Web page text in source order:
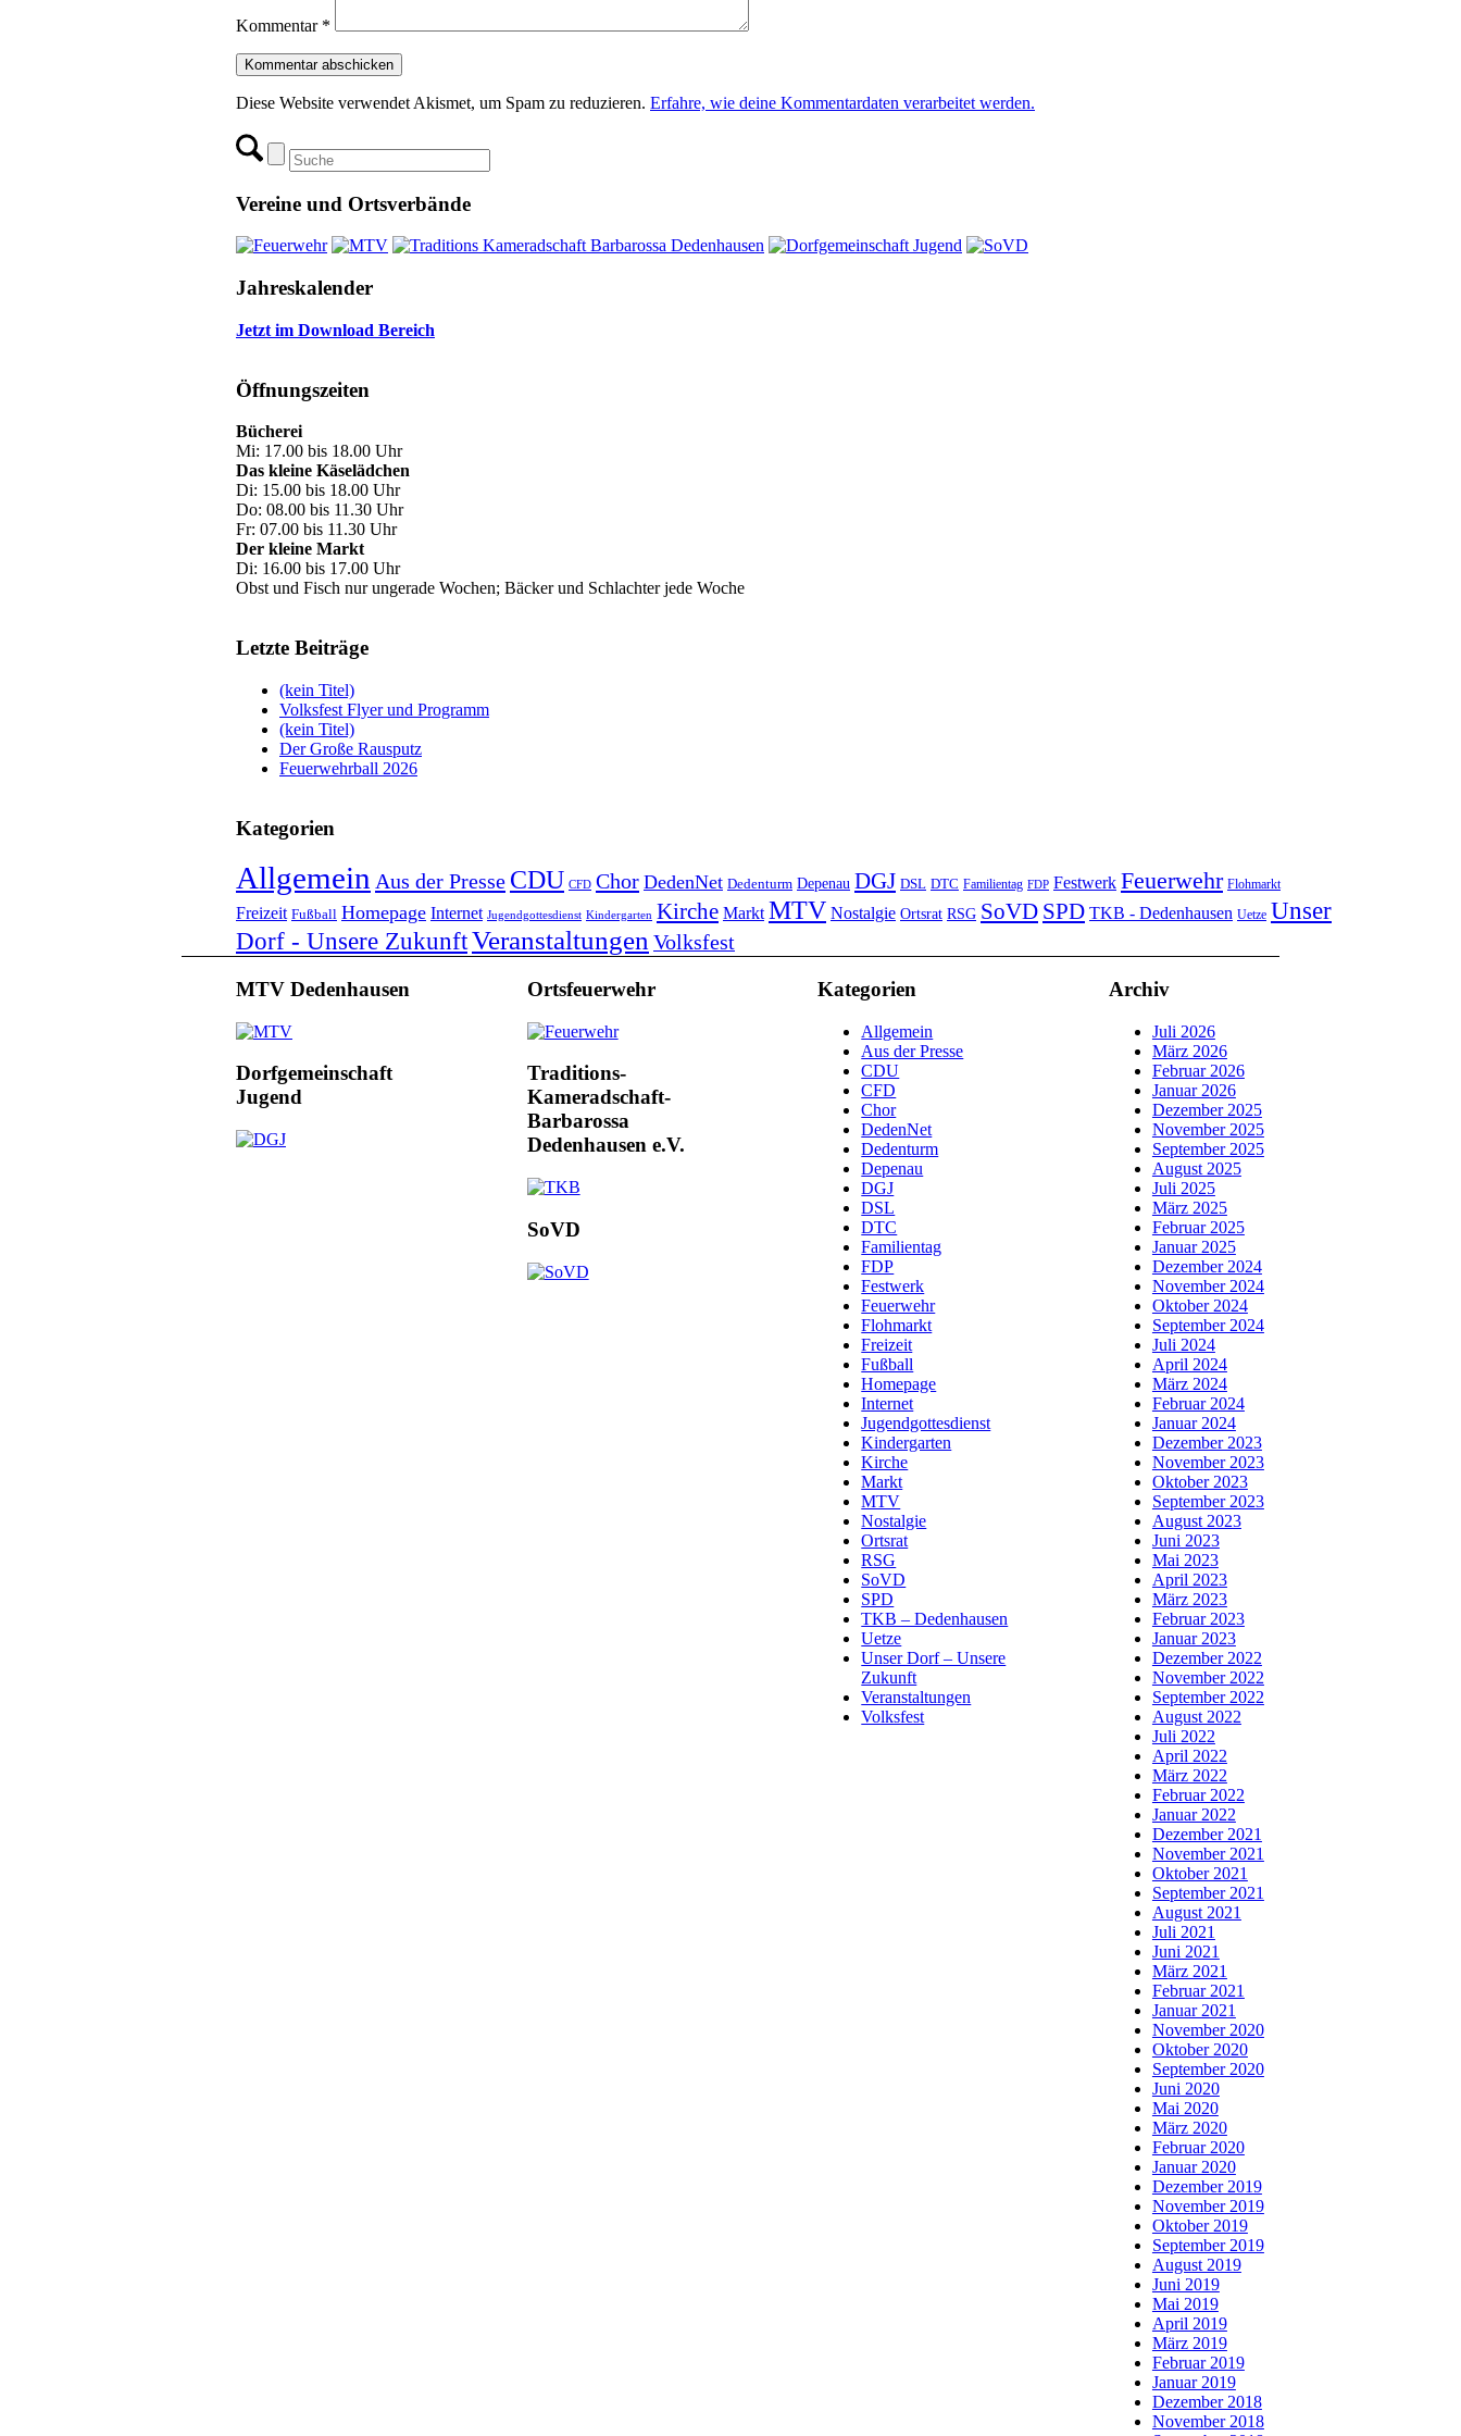
Kommentar *
Diese Website verwendet Akismet, um Spam zu reduzieren. Erfahre, wie deine Kommentardaten verarbeitet werden.
Vereine und Ortsverbände
Jahreskalender
Jetzt im Download Bereich
Öffnungszeiten
Bücherei
Mi: 17.00 bis 18.00 Uhr
Das kleine Käselädchen
Di: 15.00 bis 18.00 Uhr
Do: 08.00 bis 11.30 Uhr
Fr: 07.00 bis 11.30 Uhr
Der kleine Markt
Di: 16.00 bis 17.00 Uhr
Obst und Fisch nur ungerade Wochen; Bäcker und Schlachter jede Woche
Letzte Beiträge
(kein Titel)
Volksfest Flyer und Programm
(kein Titel)
Der Große Rausputz
Feuerwehrball 2026
Kategorien
Allgemein Aus der Presse CDU CFD Chor DedenNet Dedenturm Depenau DGJ DSL DTC Familientag FDP Festwerk Feuerwehr Flohmarkt
Freizeit Fußball Homepage Internet Jugendgottesdienst Kindergarten Kirche Markt MTV Nostalgie Ortsrat RSG SoVD SPD TKB - Dedenhausen Uetze Unser
Dorf - Unsere ZukunftVeranstaltungen Volksfest
MTV Dedenhausen
Dorfgemeinschaft
Jugend
Ortsfeuerwehr
Traditions-
Kameradschaft-
Barbarossa
Dedenhausen e.V.
SoVD
Kategorien
Allgemein
Aus der Presse
CDU
CFD
Chor
DedenNet
Dedenturm
Depenau
DGJ
DSL
DTC
Familientag
FDP
Festwerk
Feuerwehr
Flohmarkt
Freizeit
Fußball
Homepage
Internet
Jugendgottesdienst
Kindergarten
Kirche
Markt
MTV
Nostalgie
Ortsrat
RSG
SoVD
SPD
TKB – Dedenhausen
Uetze
Unser Dorf – Unsere
Zukunft
Veranstaltungen
Volksfest
Archiv
Juli 2026
März 2026
Februar 2026
Januar 2026
Dezember 2025
November 2025
September 2025
August 2025
Juli 2025
März 2025
Februar 2025
Januar 2025
Dezember 2024
November 2024
Oktober 2024
September 2024
Juli 2024
April 2024
März 2024
Februar 2024
Januar 2024
Dezember 2023
November 2023
Oktober 2023
September 2023
August 2023
Juni 2023
Mai 2023
April 2023
März 2023
Februar 2023
Januar 2023
Dezember 2022
November 2022
September 2022
August 2022
Juli 2022
April 2022
März 2022
Februar 2022
Januar 2022
Dezember 2021
November 2021
Oktober 2021
September 2021
August 2021
Juli 2021
Juni 2021
März 2021
Februar 2021
Januar 2021
November 2020
Oktober 2020
September 2020
Juni 2020
Mai 2020
März 2020
Februar 2020
Januar 2020
Dezember 2019
November 2019
Oktober 2019
September 2019
August 2019
Juni 2019
Mai 2019
April 2019
März 2019
Februar 2019
Januar 2019
Dezember 2018
November 2018